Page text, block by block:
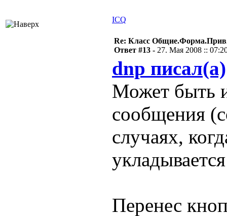
ICQ
Re: Класс
Ответ #13 - 27. Мая 2008 ::
dnp писал(а)
Может быть
сообщения
случаях,
Перенес